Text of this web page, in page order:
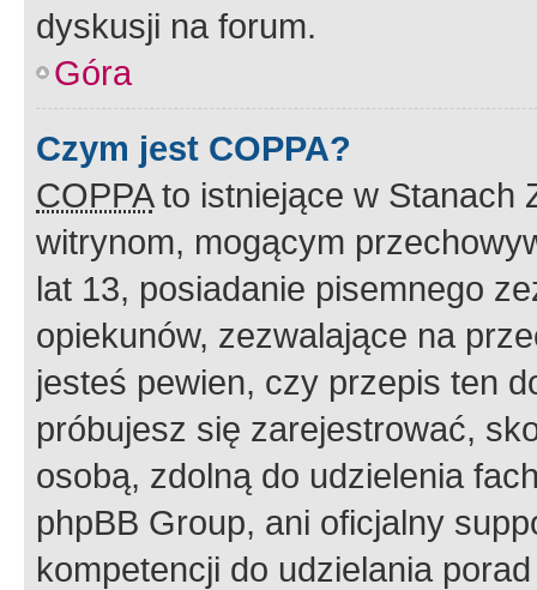
dyskusji na forum.
Góra
Czym jest COPPA?
COPPAto istniejące w Stanach
witrynom, mogącym
lat 13, posiadanie pisemnego
opiekunów, zezwalające na
jesteś pewien, czy przepis ten
próbujesz się zarejestrować,
osobą, zdolną do udzielenia
phpBB Group, ani oficjalny
kompetencji do udzielania